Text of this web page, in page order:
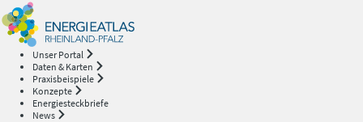
Unser Portal
Daten & Karten
Praxisbeispiele
Konzepte
Energiesteckbriefe
News